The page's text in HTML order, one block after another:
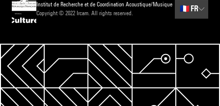
Institut de Recherche et de Coordination Acoustique/Musique
Copyright © 2022 Ircam. All rights reserved.
🇫🇷 FR